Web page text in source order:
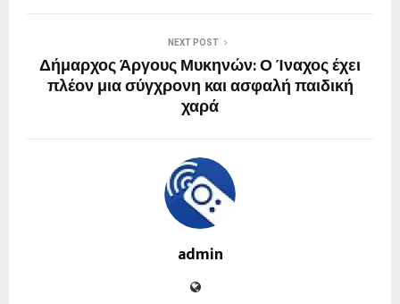
NEXT POST
Δήμαρχος Άργους Μυκηνών: Ο Ίναχος έχει
πλέον μια σύγχρονη και ασφαλή παιδική
χαρά
admin